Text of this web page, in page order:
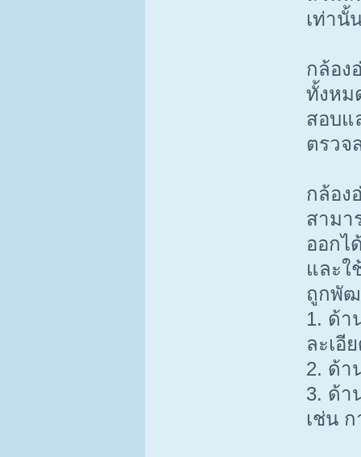
เท่านั้
กล้อง
ทั้งหม
สอบแ
ตรวจ
กล้อง
สามา
ออกไ
และใ
ถูกพัฒ
1. ด้า
ละเอี
2. ด้า
3. ด้า
เช่น